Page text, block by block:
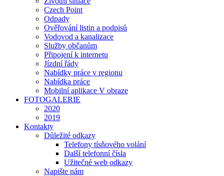
Czech Point
Odpady
Ověřování listin a podpisů
Vodovod a kanalizace
Služby občanům
Připojení k internetu
Jízdní řády
Nabídky práce v regionu
Nabídka práce
Mobilní aplikace V obraze
FOTOGALERIE
2020
2019
Kontakty
Důležité odkazy
Telefony tísňového volání
Další telefonní čísla
Užitečné web odkazy
Napište nám